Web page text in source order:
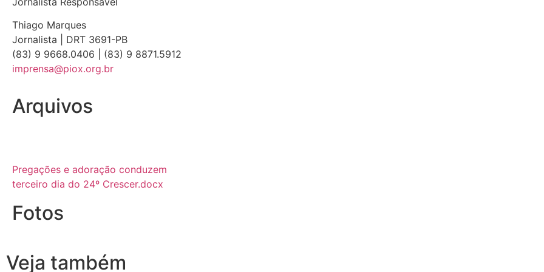
Thiago Marques
Jornalista | DRT 3691-PB
(83) 9 9668.0406 | (83) 9 8871.5912
imprensa@piox.org.br
Arquivos
Pregações e adoração conduzem
terceiro dia do 24º Crescer.docx
Fotos
Veja também